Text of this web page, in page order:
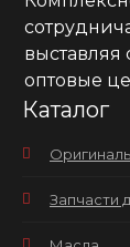
выставляя
оптовые
Каталог
Запчасти